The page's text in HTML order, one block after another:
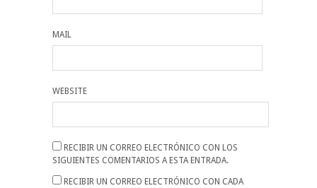
MAIL
WEBSITE
RECIBIR UN CORREO ELECTRÓNICO CON LOS
SIGUIENTES COMENTARIOS A ESTA ENTRADA.
RECIBIR UN CORREO ELECTRÓNICO CON CADA